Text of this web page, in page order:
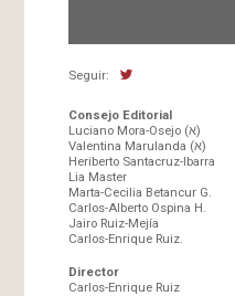
Seguir:
Consejo Editorial
Luciano Mora-Osejo (א)
Valentina Marulanda (א)
Heriberto Santacruz-Ibarra
Lia Master
Marta-Cecilia Betancur G.
Carlos-Alberto Ospina H.
Jairo Ruiz-Mejía
Carlos-Enrique Ruiz.
Director
Carlos-Enrique Ruiz